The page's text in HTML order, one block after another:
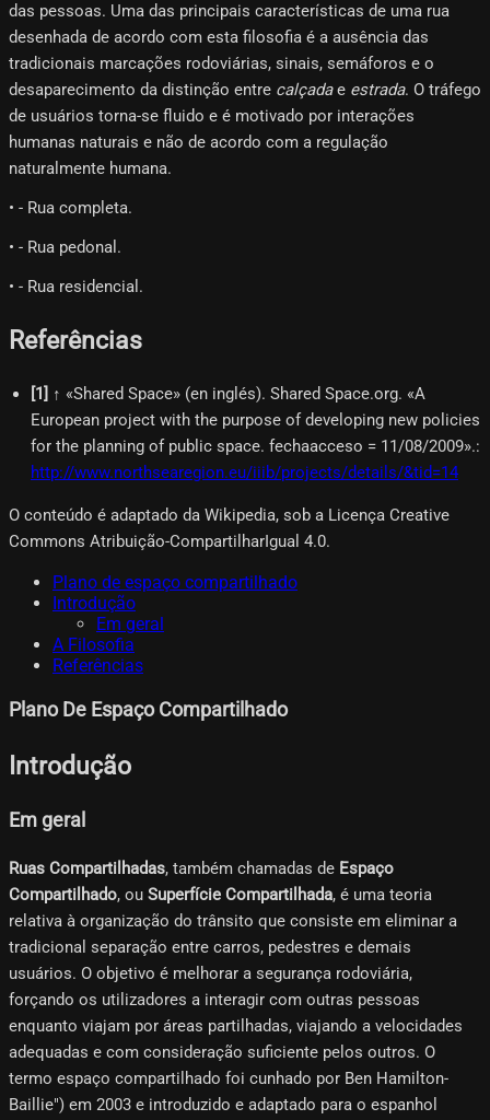
das pessoas. Uma das principais características de uma rua
desenhada de acordo com esta filosofia é a ausência das
tradicionais marcações rodoviárias, sinais, semáforos e o
desaparecimento da distinção entre calçadae estrada. O tráfego
de usuários torna-se fluido e é motivado por interações
humanas naturais e não de acordo com a regulação
naturalmente humana.
• - Rua completa.
• - Rua pedonal.
• - Rua residencial.
Referências
[1] ↑ «Shared Space» (en inglés). Shared Space.org. «A
European project with the purpose of developing new policies
for the planning of public space. fechaacceso = 11/08/2009».:
http://www.northsearegion.eu/iiib/projects/details/&tid=14
O conteúdo é adaptado da Wikipedia, sob a Licença Creative
Commons Atribuição-CompartilharIgual 4.0.
Plano de espaço compartilhado
Introdução
Em geral
A Filosofia
Referências
Plano De Espaço Compartilhado
Introdução
Em geral
Ruas Compartilhadas, também chamadas de Espaço
Compartilhado, ou Superfície Compartilhada, é uma teoria
relativa à organização do trânsito que consiste em eliminar a
tradicional separação entre carros, pedestres e demais
usuários. O objetivo é melhorar a segurança rodoviária,
forçando os utilizadores a interagir com outras pessoas
enquanto viajam por áreas partilhadas, viajando a velocidades
adequadas e com consideração suficiente pelos outros. O
termo espaço compartilhado foi cunhado por Ben Hamilton-
Baillie") em 2003 e introduzido e adaptado para o espanhol